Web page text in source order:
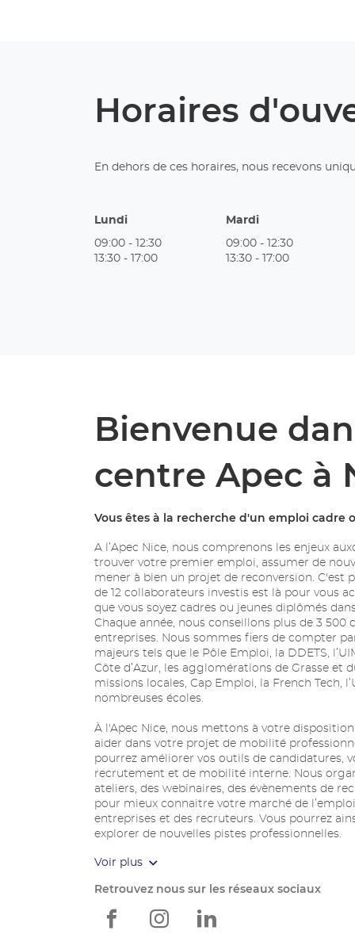
Horaires
En dehors de ces horaires, nous recevons
Lundi
09:00 - 12:30
13:30 - 17:00
Mardi
09:00 - 12:30
13:30 - 17:00
Bienvenue
centre Apec à
Vous êtes à la recherche d'un emploi cadre
A l’Apec Nice, nous comprenons les enjeux
trouver votre premier emploi, assumer de
mener à bien un projet de reconversion. C'est
de 12 collaborateurs investis est là pour vous
que vous soyez cadres ou jeunes diplômés
Chaque année, nous conseillons plus de 3 500
entreprises. Nous sommes fiers de compter
majeurs tels que le Pôle Emploi, la DDETS,
Côte d’Azur, les agglomérations de Grasse et
missions locales, Cap Emploi, la French Tech,
nombreuses écoles.
À l'Apec Nice, nous mettons à votre
aider dans votre projet de mobilité
pourrez améliorer vos outils de candidatures,
recrutement et de mobilité interne. Nous
ateliers, des webinaires, des évènements de
pour mieux connaitre votre marché de
entreprises et des recruteurs. Vous pourrez
explorer de nouvelles pistes professionnelles.
Voir plus
Retrouvez nous sur les réseaux sociaux
ApecApecApec